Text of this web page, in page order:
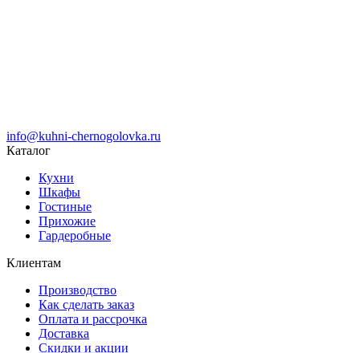
info@kuhni-chernogolovka.ru
Каталог
Кухни
Шкафы
Гостиные
Прихожие
Гардеробные
Клиентам
Производство
Как сделать заказ
Оплата и рассрочка
Доставка
Скидки и акции